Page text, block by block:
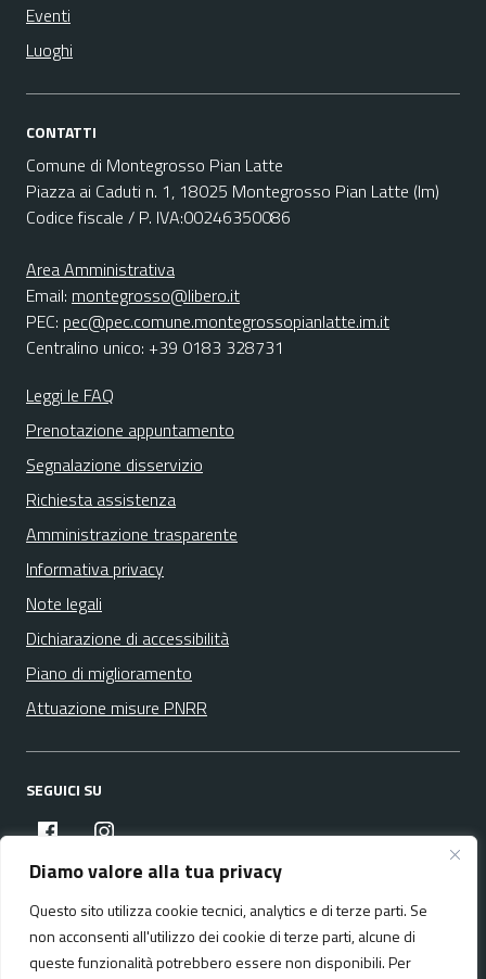
Diamo valore alla tua privacy
Questo sito utilizza cookie tecnici, analytics e di terze parti. Se
non acconsenti all'utilizzo dei cookie di terze parti, alcune di
queste funzionalità potrebbero essere non disponibili. Per
Eventi
Luoghi
CONTATTI
Comune di Montegrosso Pian Latte
Piazza ai Caduti n. 1, 18025 Montegrosso Pian Latte (Im)
Codice fiscale / P. IVA:00246350086
Area Amministrativa
Email: montegrosso@libero.it
PEC: pec@pec.comune.montegrossopianlatte.im.it
Centralino unico: +39 0183 328731
Leggi le FAQ
Prenotazione appuntamento
Segnalazione disservizio
Richiesta assistenza
Amministrazione trasparente
Informativa privacy
Note legali
Dichiarazione di accessibilità
Piano di miglioramento
Attuazione misure PNRR
SEGUICI SU
facebookinstagram
Media policy Mappa del sito